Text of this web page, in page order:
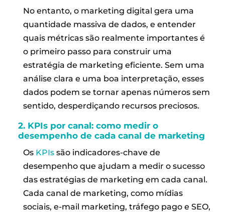
No entanto, o marketing digital gera uma
quantidade massiva de dados, e entender
quais métricas são realmente importantes é
o primeiro passo para construir uma
estratégia de marketing eficiente. Sem uma
análise clara e uma boa interpretação, esses
dados podem se tornar apenas números sem
sentido, desperdiçando recursos preciosos.
2. KPIspor canal: como medir o
desempenho de cada canal de marketing
Os KPIs são indicadores-chave de
desempenho que ajudam a medir o sucesso
das estratégias de marketing em cada canal.
Cada canal de marketing, como mídias
sociais, e-mail marketing, tráfego pago e SEO,